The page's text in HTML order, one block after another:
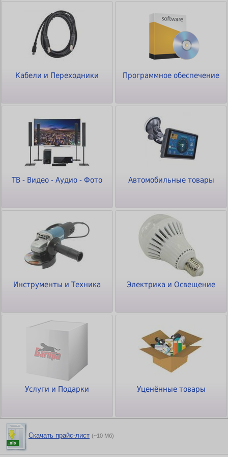
Кабели и Переходники Программное обеспечение
ТВ - Видео - Аудио - Фото Автомобильные товары
Инструменты и Техника Электрика и Освещение
Услуги и Подарки Уценённые товары
Скачать прайс-лист (~10 Мб)